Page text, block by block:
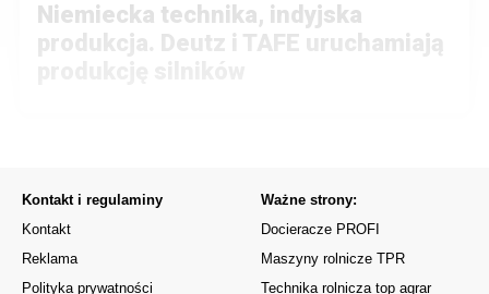
Niemiecka technika, indyjska
produkcja. Deutz i TAFE uruchamiają
Kontakt i regulaminy
Kontakt
Reklama
Polityka prywatności
Ważne strony:
Docieracze PROFI
Maszyny rolnicze TPR
Technika rolnicza top agrar